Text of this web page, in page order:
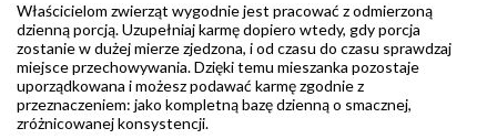
Właścicielom zwierząt wygodnie jest pracować z odmierzoną
dzienną porcją. Uzupełniaj karmę dopiero wtedy, gdy porcja
zostanie w dużej mierze zjedzona, i od czasu do czasu sprawdzaj
miejsce przechowywania. Dzięki temu mieszanka pozostaje
uporządkowana i możesz podawać karmę zgodnie z
przeznaczeniem: jako kompletną bazę dzienną o smacznej,
zróżnicowanej konsystencji.